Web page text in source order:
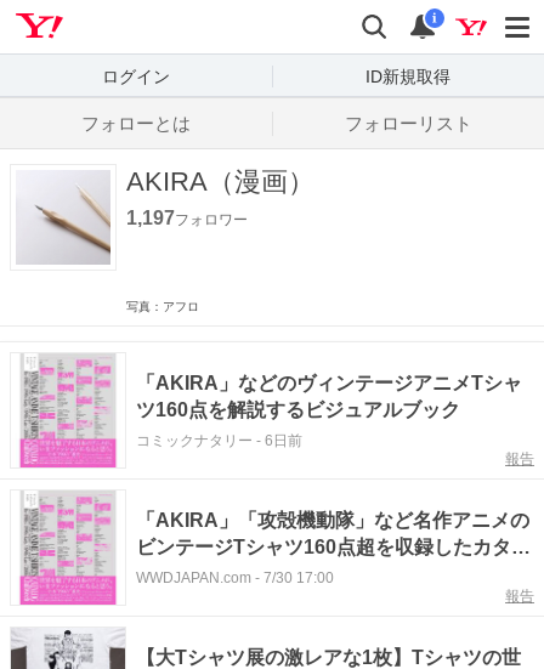
検索
通知
i
ログイン ID新規取得
フォローとは フォローリスト
AKIRA（漫画）
1,197フォロワー
写真：アフロ
「AKIRA」などのヴィンテージアニメTシャ
ツ160点を解説するビジュアルブック
コミックナタリー - 6日前
報告
「AKIRA」「攻殻機動隊」など名作アニメの
ビンテージTシャツ160点超を収録したカタロ
グを発売
WWDJAPAN.com - 7/30 17:00
報告
【大Tシャツ展の激レアな1枚】Tシャツの世